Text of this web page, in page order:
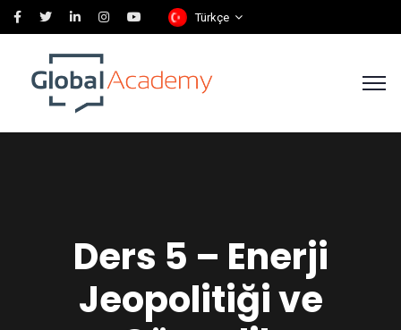
Türkçe
Ders 5 – Enerji
Jeopolitiği ve